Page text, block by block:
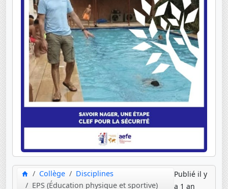
Collège
Disciplines
EPS (Éducation physique et sportive)
Publié il y
a 1 an